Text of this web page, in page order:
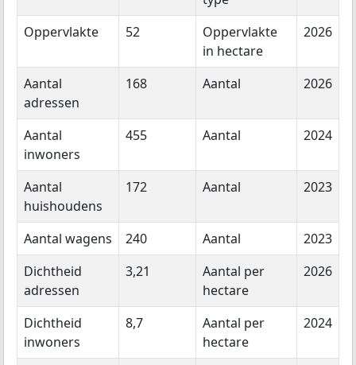
Oppervlakte 52
Oppervlakte
in hectare
2026
Aantal
adressen
168 Aantal 2026
Aantal
inwoners
455 Aantal 2024
Aantal
huishoudens
172 Aantal 2023
Aantal wagens 240 Aantal
2023
Dichtheid
adressen
3,21
Aantal per
hectare
2026
Dichtheid
inwoners
8,7
Aantal per
hectare
2024